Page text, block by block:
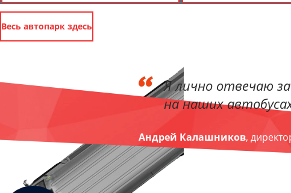
Весь автопарк здесь
Я лично отвечаю
на наших
Андрей Калашников,